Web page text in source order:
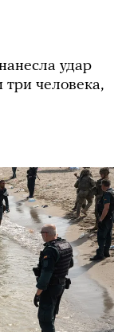
удар
три человека,